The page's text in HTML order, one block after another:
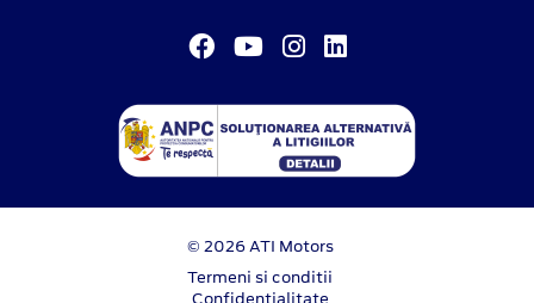
© 2026 ATI Motors
Termeni si conditii